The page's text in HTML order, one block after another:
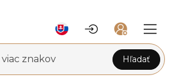
znakov Hľadať